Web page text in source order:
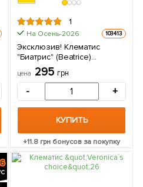
1
На Осень-2026 103413
Эксклюзив! Клематис
"Биатрис" (Beatrice)
(махровый сорт) 1 саженец
в упаковке
цена 295 грн
- +
КУПИТЬ
+11.8грн бонусов за покупку